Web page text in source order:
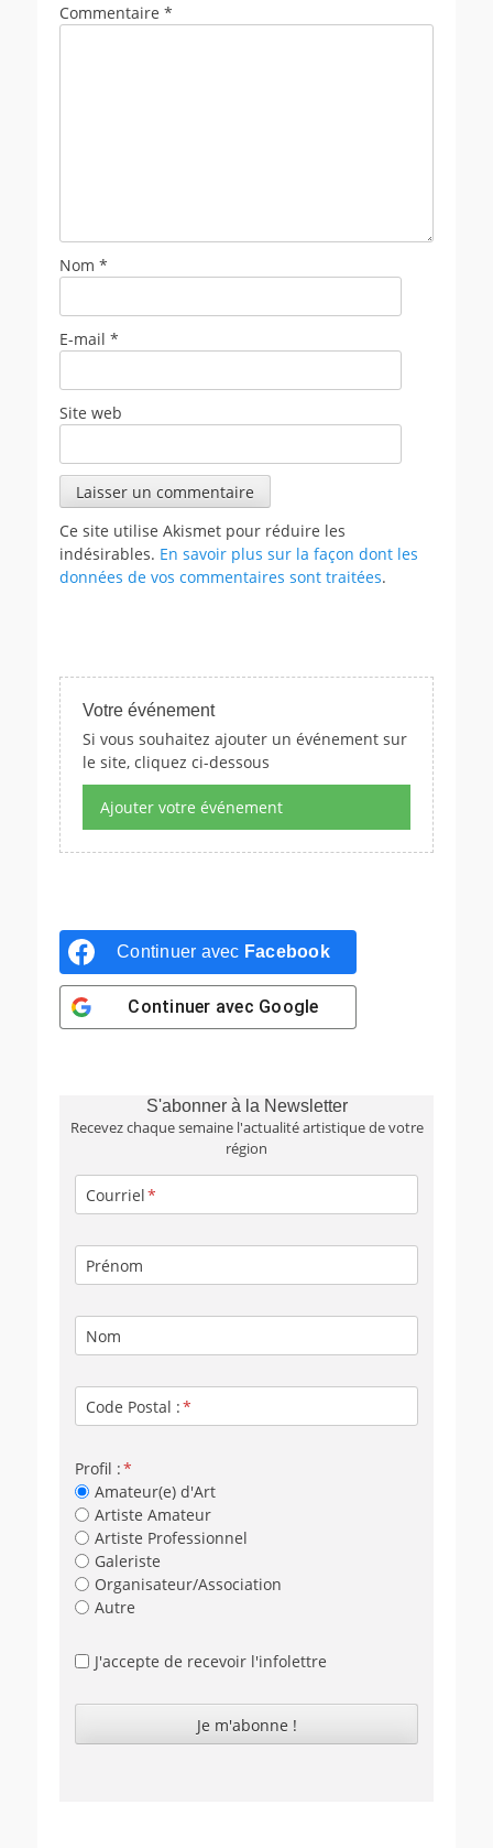
Commentaire *
Nom *
E-mail *
Site web
Ce site utilise Akismet pour réduire les
indésirables. En savoir plus sur la façon dont les
données de vos commentaires sont traitées.
Votre événement
Si vous souhaitez ajouter un événement sur
le site, cliquez ci-dessous
Ajouter votre événement
Continuer avec Facebook
Continuer avec Google
S'abonner à la Newsletter
Recevez chaque semaine l'actualité artistique de votre
région
Courriel
Prénom
Nom
Code Postal :
Profil :
Amateur(e) d'Art
Artiste Amateur
Artiste Professionnel
Galeriste
Organisateur/Association
Autre
J'accepte de recevoir l'infolettre